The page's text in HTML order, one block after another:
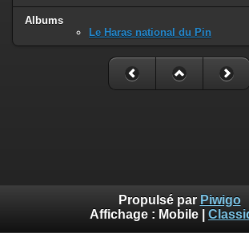
Albums
Le Haras national du Pin
Propulsé par Piwigo
Affichage : Mobile